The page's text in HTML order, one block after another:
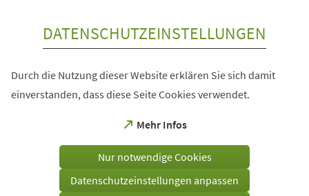
DATENSCHUTZEINSTELLUNGEN
Durch die Nutzung dieser Website erklären Sie sich damit
einverstanden, dass diese Seite Cookies verwendet.
Mehr Infos
(Öffnet
einem
Tab)
Nur notwendige Cookies
Datenschutzeinstellungen anpassen